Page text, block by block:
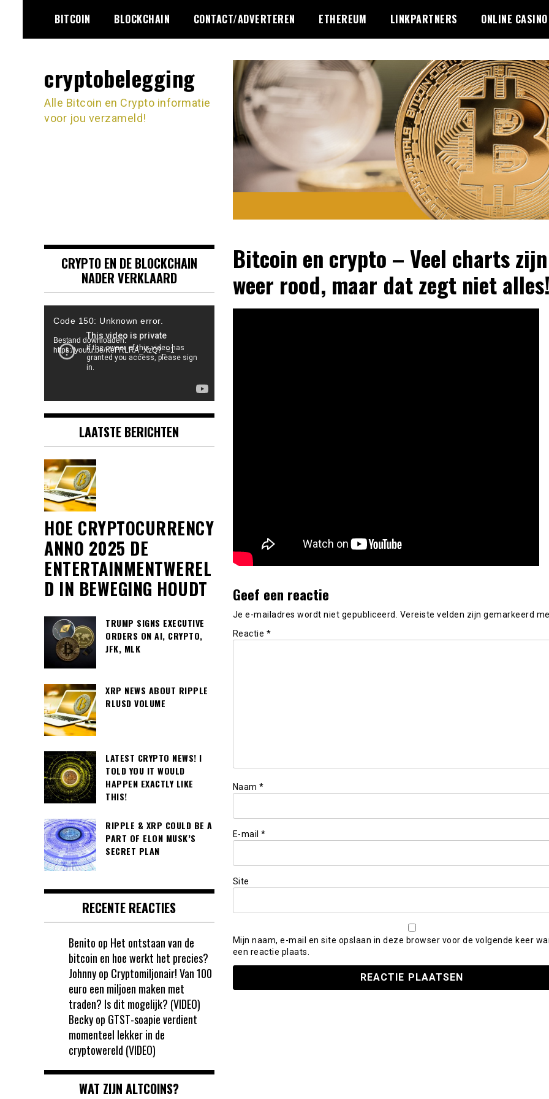
de
BITCOIN BLOCKCHAIN CONTACT/ADVERTEREN ETHEREUM LINKPARTNERS ONLINE CASINO
cryptobelegging
Alle Bitcoin en Crypto informatie
voor jou verzameld!
Bitcoin en crypto – Veel charts zijn
weer rood, maar dat zegt niet
Geef een reactie
Je e-mailadres wordt niet gepubliceerd. Vereiste velden zijn gemarkeerd
Reactie *
Naam *
E-mail *
Site
Mijn naam, e-mail en site opslaan in deze browser voor de volgende keer
een reactie plaats.
CRYPTO EN DE BLOCKCHAIN
NADER VERKLAARD
Code 150: Unknown error.
Bestand downloaden:
https://youtu.be/KeFRLRA_XzQ?_=1
LAATSTE BERICHTEN
HOE CRYPTOCURRENCY
ANNO 2025 DE
ENTERTAINMENTWEREL
D IN BEWEGING HOUDT
TRUMP SIGNS EXECUTIVE
ORDERS ON AI, CRYPTO,
JFK, MLK
XRP NEWS ABOUT RIPPLE
RLUSD VOLUME
LATEST CRYPTO NEWS! I
TOLD YOU IT WOULD
HAPPEN EXACTLY LIKE
THIS!
RIPPLE & XRP COULD BE A
PART OF ELON MUSK’S
SECRET PLAN
RECENTE REACTIES
Benito op Het ontstaan van de
bitcoin en hoe werkt het precies?
Johnnyop Cryptomiljonair! Van 100
euro een miljoen maken met
traden? Is dit mogelijk? (VIDEO)
Beckyop GTST-soapie verdient
momenteel lekker in de
cryptowereld (VIDEO)
WAT ZIJN ALTCOINS?